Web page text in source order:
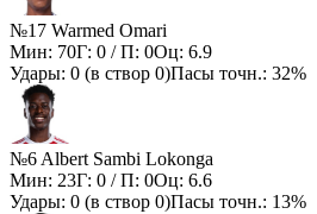
№17 Warmed Omari
Мин: 70Г: 0 / П: 0Оц: 6.9
Удары: 0 (в створ 0)Пасы точн.: 32%
№6 Albert Sambi Lokonga
Мин: 23Г: 0 / П: 0Оц: 6.6
Удары: 0 (в створ 0)Пасы точн.: 13%